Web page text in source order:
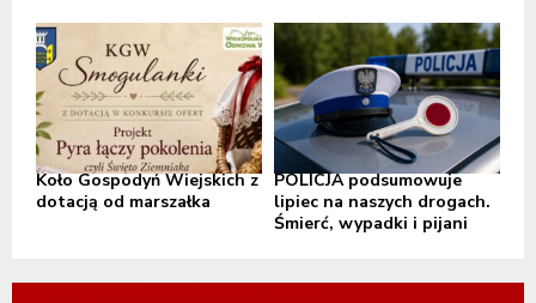
Koło Gospodyń Wiejskich z
dotacją od marszałka
POLICJA podsumowuje
lipiec na naszych drogach.
Śmierć, wypadki i pijani